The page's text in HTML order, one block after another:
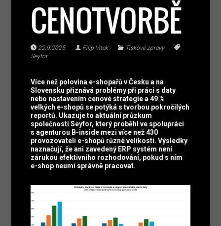
CENOTVORBĚ
22.9.2025 Filip Vítek
Tiskové zprávy
Seyfor
Více než polovina e-shopařů v Česku a na
Slovensku přiznává problémy při práci s daty
nebo nastavením cenové strategie a 49 %
velkých e-shopů se potýká s tvorbou pokročilých
reportů. Ukazuje to aktuální průzkum
společnosti Seyfor, který proběhl ve spolupráci
s agenturou B-inside mezi více než 430
provozovateli e-shopů různé velikosti. Výsledky
naznačují, že ani zavedený ERP systém není
zárukou efektivního rozhodování, pokud s ním
e-shop neumí správně pracovat.